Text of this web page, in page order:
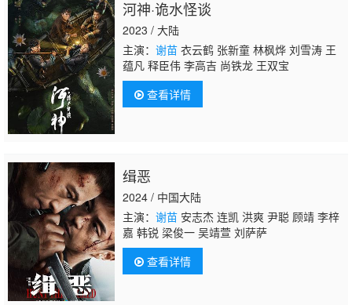
河神·诡水怪谈
2023 / 大陆
主演： 谢苗衣云鹤 张新童 林枫烨 刘雪涛 王
蕴凡 释臣伟 李高吉 尚铁龙 王双宝
查看详情
缉恶
2024 / 中国大陆
主演： 谢苗安志杰 连凯 洪爽 尹聪 顾靖 李梓
嘉 韩锐 梁俊一 吴靖萱 刘萨萨
查看详情